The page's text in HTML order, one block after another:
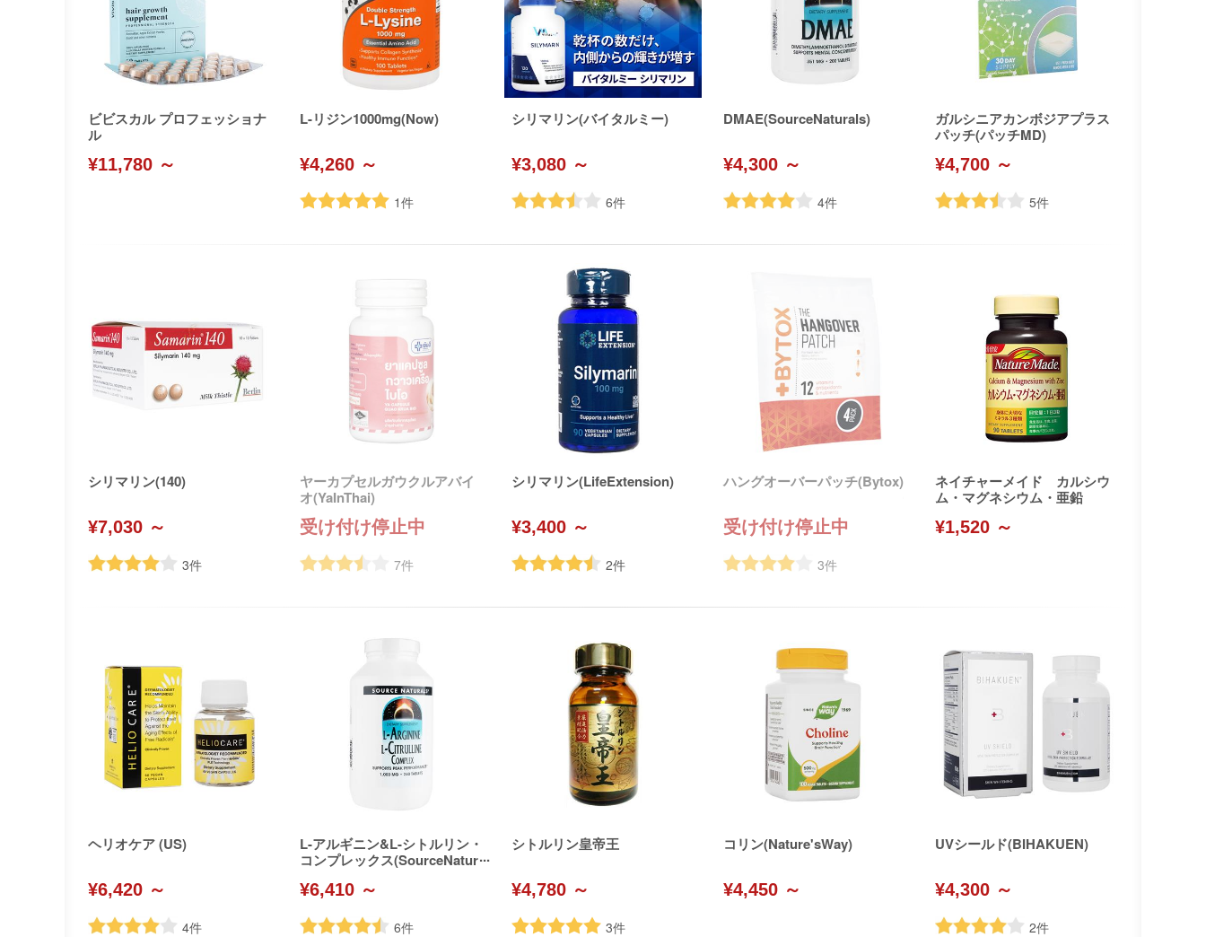
ビビスカル プロフェッショナ
ル
¥11,780 ～
L-リジン1000mg(Now)
¥4,260 ～
1件
シリマリン(バイタルミー)
¥3,080 ～
6件
DMAE(SourceNaturals)
¥4,300 ～
4件
ガルシニアカンボジアプラス
パッチ(パッチMD)
¥4,700 ～
5件
シリマリン(140)
¥7,030 ～
3件
ヤーカプセルガウクルアバイ
オ(YaInThai)
受け付け停止中
7件
シリマリン(LifeExtension)
¥3,400 ～
2件
ハングオーバーパッチ(Bytox)
受け付け停止中
3件
ネイチャーメイド カルシウ
ム・マグネシウム・亜鉛
¥1,520 ～
ヘリオケア (US)
¥6,420 ～
4件
L-アルギニン&L-シトルリン・
コンプレックス(SourceNatur
¥6,410 ～
6件
シトルリン皇帝王
¥4,780 ～
3件
コリン(Nature'sWay)
¥4,450 ～
UVシールド(BIHAKUEN)
¥4,300 ～
2件